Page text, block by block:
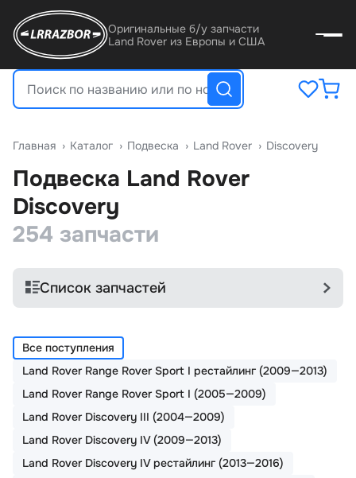
Оригинальные б/у запчасти
Land Rover из Европы и США
Главная › Катало › Подвеска › Land Rover › Discovery
Подвеска Land Rover
Discovery
254 запчасти
Список запчастей
Все поступления
Land Rover Range Rover Sport I рестайлинг (2009—2013)
Land Rover Range Rover Sport I (2005—2009)
Land Rover Discovery III (2004—2009)
Land Rover Discovery IV (2009—2013)
Land Rover Discovery IV рестайлинг (2013—2016)